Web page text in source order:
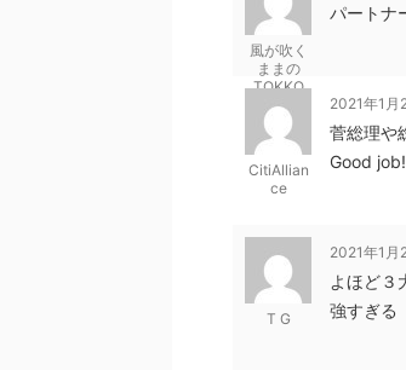
風が吹く
ままの
TOKKO
パートナ
CitiAllian
ce
2021年1月
菅総理や
Good
T G
2021年1月
よほど３
強すぎる